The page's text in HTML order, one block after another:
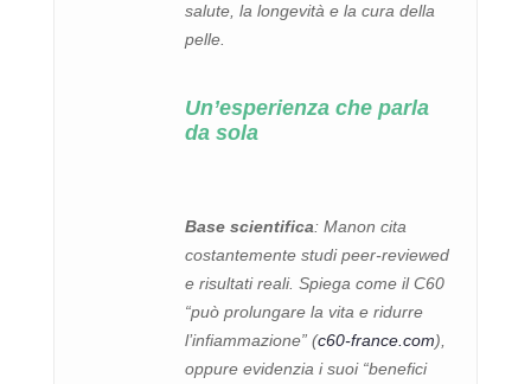
salute, la longevità e la cura della
pelle.
Un’esperienza che parla
da sola
Base scientifica: Manon cita
costantemente studi peer-reviewed
e risultati reali. Spiega come il C60
“può prolungare la vita e ridurre
l’infiammazione” (c60-france.com),
oppure evidenzia i suoi “benefici